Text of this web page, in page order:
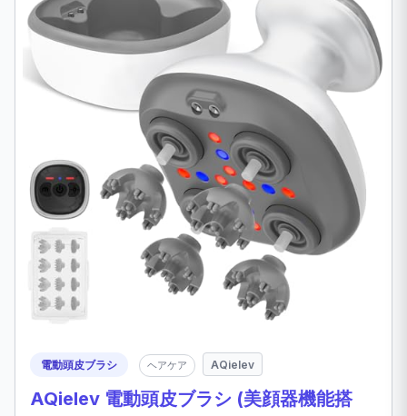
電動頭皮ブラシ ヘアケア AQielev
AQielev 電動頭皮ブラシ (美顔器機能搭